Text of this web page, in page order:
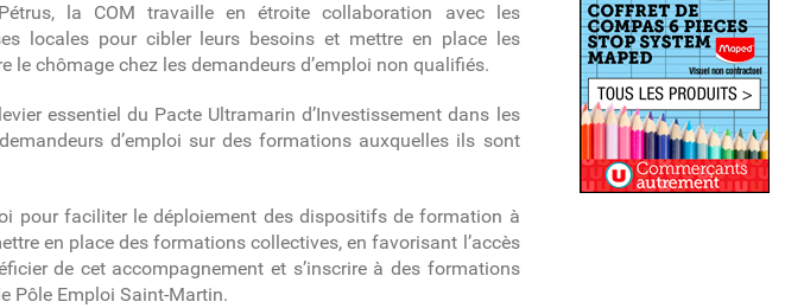
la COM travaille en étroite collaboration avec les
locales pour cibler leurs besoins et mettre en place les
chômage chez les demandeurs d’emploi non qualifiés.
essentiel du Pacte Ultramarin d’Investissement dans les
d’emploi sur des formations auxquelles ils sont
pour faciliter le déploiement des dispositifs de formation à
en place des formations collectives, en favorisant l’accès
de cet accompagnement et s’inscrire à des formations
Pôle Emploi Saint-Martin.